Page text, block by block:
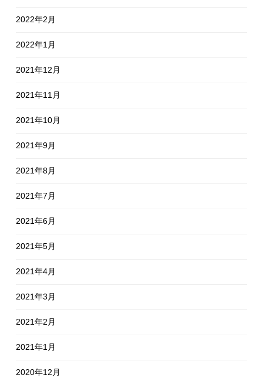
2022年2月
2022年1月
2021年12月
2021年11月
2021年10月
2021年9月
2021年8月
2021年7月
2021年6月
2021年5月
2021年4月
2021年3月
2021年2月
2021年1月
2020年12月